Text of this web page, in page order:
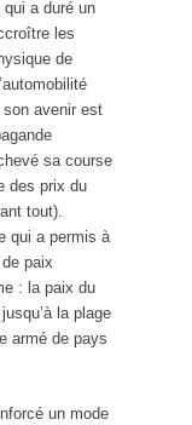
a duré un
les
de
son avenir est
sa course
des prix du
tout).
qui a permis à
paix
: la paix du
la plage
armé de pays
un mode